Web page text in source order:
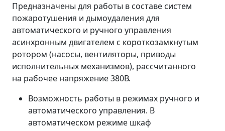
Предназначены для работы в составе систем
пожаротушения и дымоудаления для
автоматического и ручного управления
асинхронным двигателем с короткозамкнутым
ротором (насосы, вентиляторы, приводы
исполнительных механизмов), рассчитанного
на рабочее напряжение 380В.
Возможность работы в режимах ручного и
автоматического управления. В
автоматическом режиме шкаф